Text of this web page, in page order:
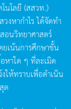
นโลยี (สสวท.)
งหากำไรได้จัดทำ
อนวิทยาศาสตร์
ยเน้นการศึกษาขั้น
หาใด ๆ ที่ละเมิด
ให้ทราบเพื่อดำเนิน
ด